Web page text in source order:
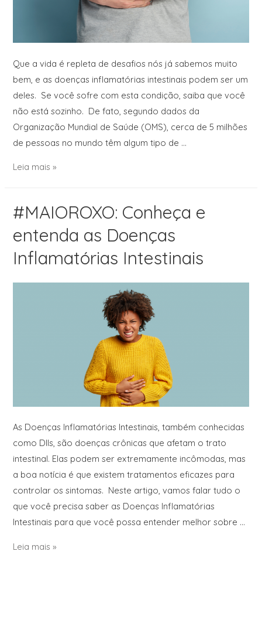
Que a vida é repleta de desafios nós já sabemos muito
bem, e as doenças inflamatórias intestinais podem ser um
deles. Se você sofre com esta condição, saiba que você
não está sozinho. De fato, segundo dados da
Organização Mundial de Saúde (OMS), cerca de 5 milhões
de pessoas no mundo têm algum tipo de …
Leia mais »
#MAIOROXO: Conheça e
entenda as Doenças
Inflamatórias Intestinais
As Doenças Inflamatórias Intestinais, também conhecidas
como DIIs, são doenças crônicas que afetam o trato
intestinal. Elas podem ser extremamente incômodas, mas
a boa notícia é que existem tratamentos eficazes para
controlar os sintomas. Neste artigo, vamos falar tudo o
que você precisa saber as Doenças Inflamatórias
Intestinais para que você possa entender melhor sobre …
Leia mais »